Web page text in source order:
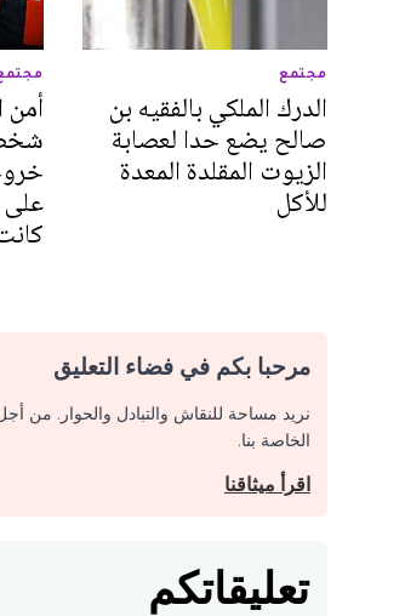
مجتمع
الدرك الملكي بالفقيه بن
صالح يضع حدا لعصابة
الزيوت المقلدة المعدة
للأكل
أمن
مرحبا بكم في فضاء التعليق
نريد مساحة للنقاش والتبادل والحوار. من
الخاصة بنا.
اقرأ ميثاقنا
تعليقاتكم